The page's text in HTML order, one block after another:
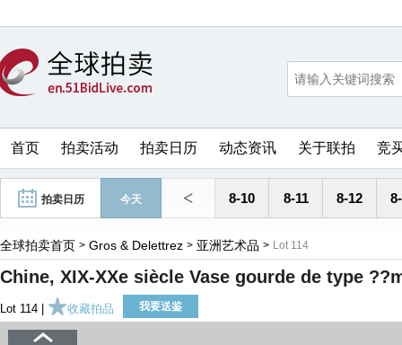
首页 拍卖活动 拍卖日历 动态资讯 关于联拍 竞
拍卖日历 今天 < 8-10 8-11 8-12
全球拍卖首页 > Gros & Delettrez > 亚洲艺术品 > Lot 114
Chine, XIX-XXe siècle Vase gourde de type
Lot 114 | 收藏拍品 我要送鉴